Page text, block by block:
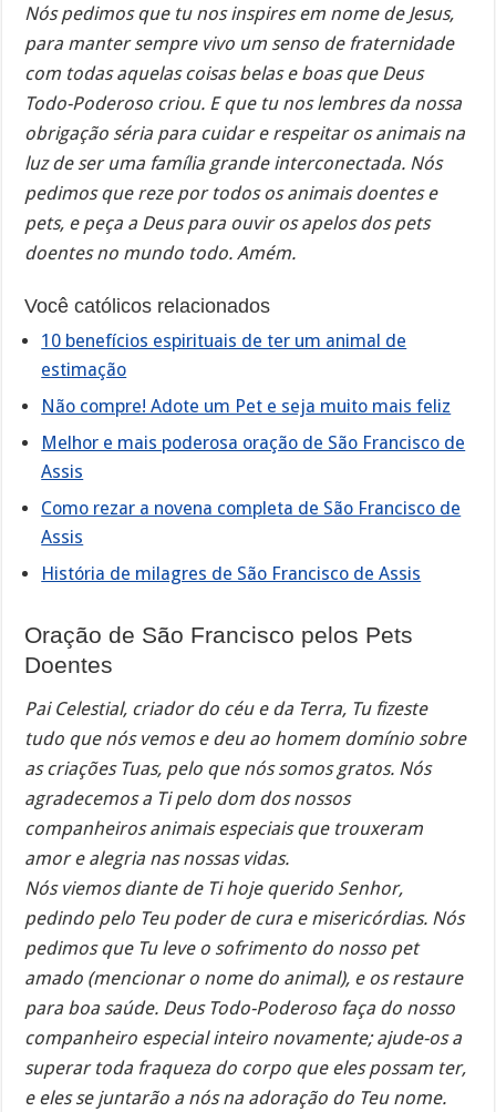
Nós pedimos que tu nos inspires em nome de Jesus,
para manter sempre vivo um senso de fraternidade
com todas aquelas coisas belas e boas que Deus
Todo-Poderoso criou. E que tu nos lembres da nossa
obrigação séria para cuidar e respeitar os animais na
luz de ser uma família grande interconectada. Nós
pedimos que reze por todos os animais doentes e
pets, e peça a Deus para ouvir os apelos dos pets
doentes no mundo todo. Amém.
Você católicos relacionados
10 benefícios espirituais de ter um animal de
estimação
Não compre! Adote um Pet e seja muito mais feliz
Melhor e mais poderosa oração de São Francisco de
Assis
Como rezar a novena completa de São Francisco de
Assis
História de milagres de São Francisco de Assis
Oração de São Francisco pelos Pets
Doentes
Pai Celestial, criador do céu e da Terra, Tu fizeste
tudo que nós vemos e deu ao homem domínio sobre
as criações Tuas, pelo que nós somos gratos. Nós
agradecemos a Ti pelo dom dos nossos
companheiros animais especiais que trouxeram
amor e alegria nas nossas vidas.
Nós viemos diante de Ti hoje querido Senhor,
pedindo pelo Teu poder de cura e misericórdias. Nós
pedimos que Tu leve o sofrimento do nosso pet
amado (mencionar o nome do animal), e os restaure
para boa saúde. Deus Todo-Poderoso faça do nosso
companheiro especial inteiro novamente; ajude-os a
superar toda fraqueza do corpo que eles possam ter,
e eles se juntarão a nós na adoração do Teu nome.